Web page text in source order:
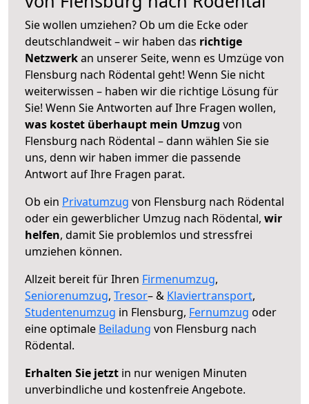
Sie wollen umziehen? Ob um die Ecke oder
deutschlandweit – wir haben das richtige
Netzwerkan unserer Seite, wenn es Umzüge von
Flensburg nach Rödental geht! Wenn Sie nicht
weiterwissen – haben wir die richtige Lösung für
Sie! Wenn Sie Antworten auf Ihre Fragen wollen,
was kostet überhaupt mein Umzug von
Flensburg nach Rödental – dann wählen Sie sie
uns, denn wir haben immer die passende
Antwort auf Ihre Fragen parat.
Ob ein Privatumzug von Flensburg nach Rödental
oder ein gewerblicher Umzug nach Rödental, wir
helfen, damit Sie problemlos und stressfrei
umziehen können.
Allzeit bereit für Ihren Firmenumzug,
Seniorenumzug, Tresor– & Klaviertransport,
Studentenumzug in Flensburg, Fernumzug oder
eine optimale Beiladung von Flensburg nach
Rödental.
Erhalten Sie jetzt in nur wenigen Minuten
unverbindliche und kostenfreie Angebote.